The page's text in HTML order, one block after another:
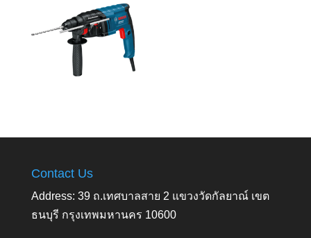
Contact Us
Address: 39 ถ.เทศบาลสาย 2 แขวงวัดกัลยาณ์ เขต
ธนบุรี กรุงเทพมหานคร 10600